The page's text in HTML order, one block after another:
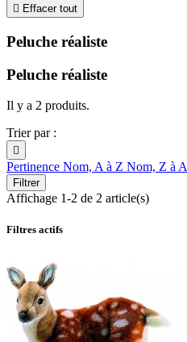
 Effacer tout
Peluche réaliste
Peluche réaliste
Il y a 2 produits.
Trier par :

Pertinence Nom, A à Z Nom, Z à A
Filtrer
Affichage 1-2 de 2 article(s)
Filtres actifs